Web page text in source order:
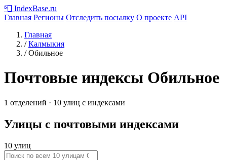
📮 IndexBase.ru
Главная Регионы Отследить посылку О проекте API
Главная
/ Калмыкия
/ Обильное
Почтовые индексы Обильное
1 отделений · 10 улиц с индексами
Улицы с почтовыми индексами
10 улиц